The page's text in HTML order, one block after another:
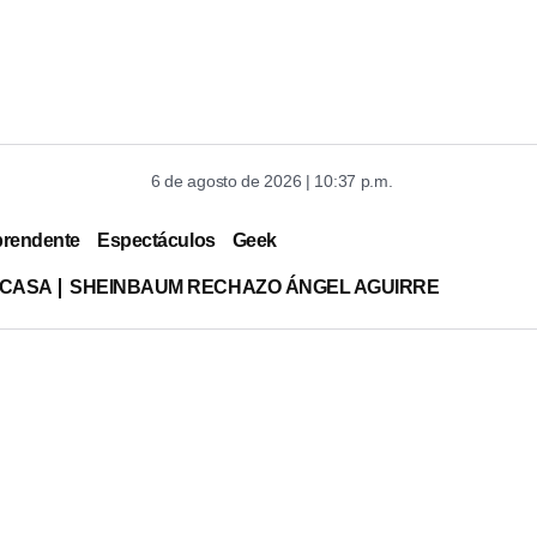
6 de agosto de 2026 | 10:37 p.m.
Espectáculos Geek
SHEINBAUM RECHAZO ÁNGEL AGUIRRE